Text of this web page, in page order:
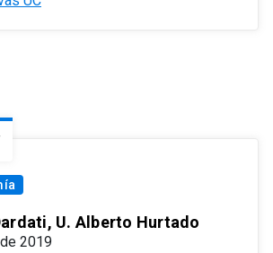
U. Alberto Hurtado
2019